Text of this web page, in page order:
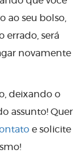
ao seu bolso,
errado, será
novamente
deixando o
assunto! Quer
e solicite